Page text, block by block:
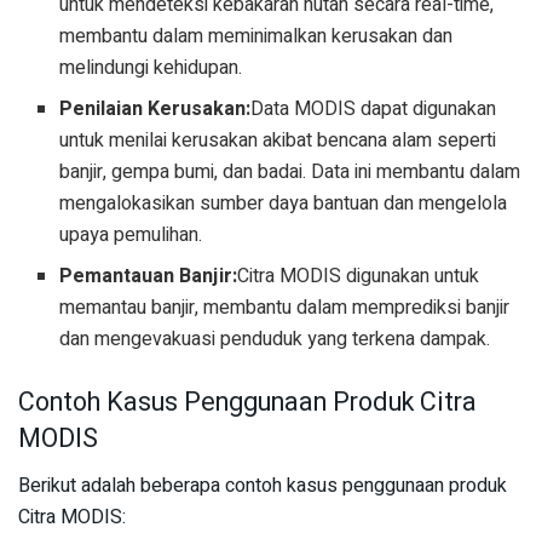
membantu dalam meminimalkan kerusakan dan
melindungi kehidupan.
Penilaian Kerusakan:Data MODIS dapat digunakan
untuk menilai kerusakan akibat bencana alam seperti
banjir, gempa bumi, dan badai. Data ini membantu dalam
mengalokasikan sumber daya bantuan dan mengelola
upaya pemulihan.
Pemantauan Banjir:Citra MODIS digunakan untuk
memantau banjir, membantu dalam memprediksi banjir
dan mengevakuasi penduduk yang terkena dampak.
Contoh Kasus Penggunaan Produk Citra
MODIS
Berikut adalah beberapa contoh kasus penggunaan produk
Citra MODIS: